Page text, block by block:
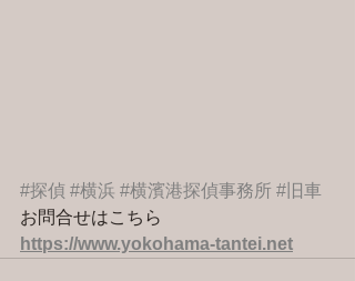
#探偵 #横浜 #横濱港探偵事務所 #旧車
お問合せはこちら
https://www.yokohama-tantei.net